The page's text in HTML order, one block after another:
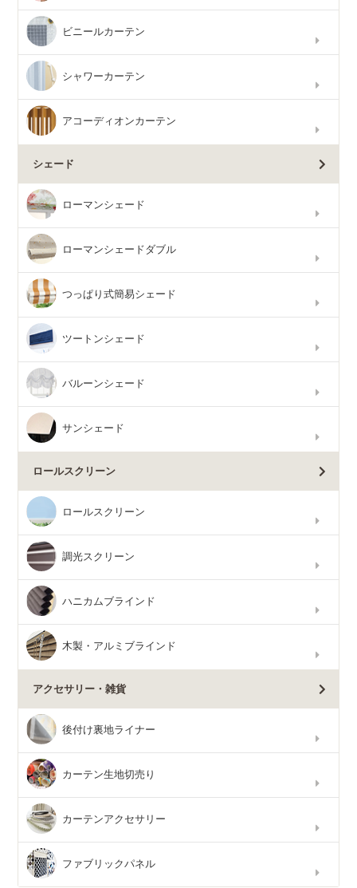
ビニールカーテン
シャワーカーテン
アコーディオンカーテン
シェード
ローマンシェード
ローマンシェードダブル
つっぱり式簡易シェード
ツートンシェード
バルーンシェード
サンシェード
ロールスクリーン
ロールスクリーン
調光スクリーン
ハニカムブラインド
木製・アルミブラインド
アクセサリー・雑貨
後付け裏地ライナー
カーテン生地切売り
カーテンアクセサリー
ファブリックパネル